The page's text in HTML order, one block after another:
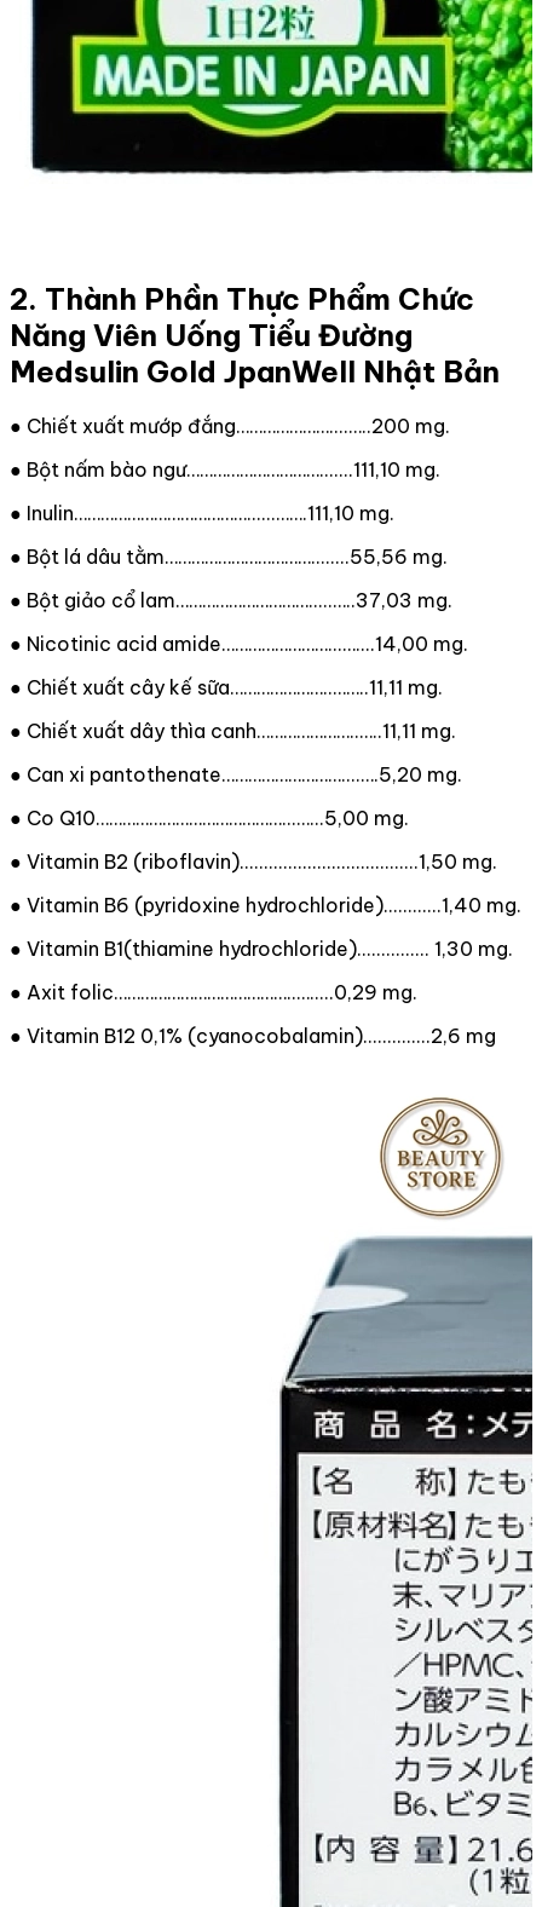
2. Thành Phần Thực Phẩm Chức
Năng Viên Uống Tiểu Đường
Medsulin Gold JpanWell Nhật Bản
● Chiết xuất mướp đắng…………………....…..200 mg.
● Bột nấm bào ngư………………………….......111,10 mg.
● Inulin…………………………………......…….111,10 mg.
● Bột lá dâu tằm……………………………........55,56 mg.
● Bột giảo cổ lam………………………….....…..37,03 mg.
● Nicotinic acid amide……………………...…....14,00 mg.
● Chiết xuất cây kế sữa…………………..……..11,11 mg.
● Chiết xuất dây thìa canh…………………..…..11,11 mg.
● Can xi pantothenate………………………....….5,20 mg.
● Co Q10……………………………………...…...5,00 mg.
● Vitamin B2 (riboflavin).....................................1,50 mg.
● Vitamin B6 (pyridoxine hydrochloride)............1,40 mg.
● Vitamin B1(thiamine hydrochloride)............... 1,30 mg.
● Axit folic…………………………………..….....0,29 mg.
● Vitamin B12 0,1% (cyanocobalamin)..............2,6 mg